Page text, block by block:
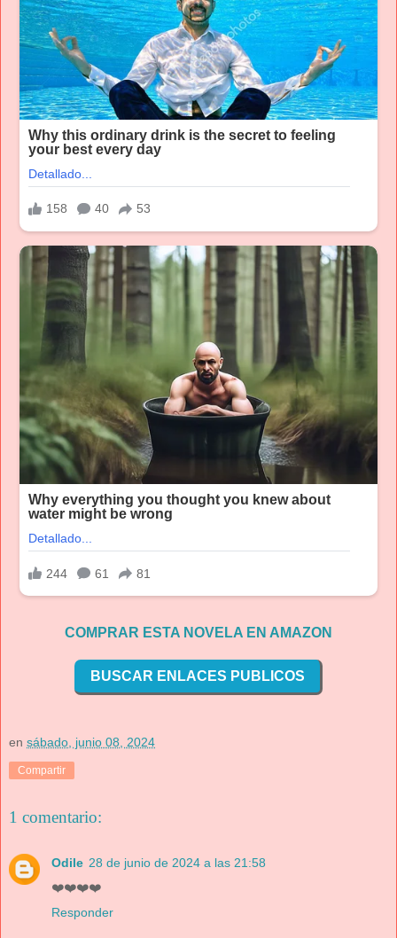
COMPRAR ESTA NOVELA EN AMAZON
BUSCAR ENLACES PUBLICOS
en sábado, junio 08, 2024
Compartir
1 comentario:
Odile 28 de junio de 2024 a las 21:58
❤️❤️❤️❤️
Responder